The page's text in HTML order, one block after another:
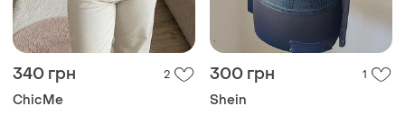
340 грн 2
ChicMe
300 грн 1
Shein